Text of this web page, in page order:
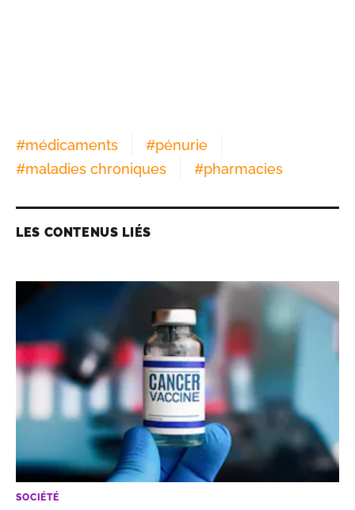
#médicaments #pénurie
#maladies chroniques #pharmacies
LES CONTENUS LIÉS
SOCIÉTÉ